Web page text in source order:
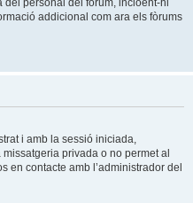
personal del fòrum, incloent-hi
addicional com ara els fòrums
i amb la sessió iniciada,
privada o no permet al
en contacte amb l’administrador del